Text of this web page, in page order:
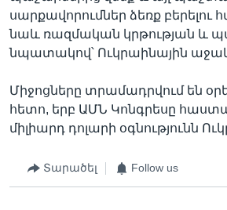
սարքավորումներ ձեռք բերելու
նաև ռազմական կրթության և
նպատակով՝ Ուկրաինային
Միջոցները տրամադրվում են
հետո, երբ ԱՄՆ Կոնգրեսը
միլիարդ դոլարի օգնությունն
Տարածել Follow us